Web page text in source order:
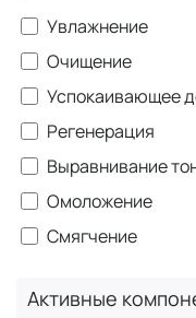
MYTHOLOGIC -
решения особых
RENEW FORMULA
антиоксидантами
PHYTOMIDE -
биоминералами и
KUKUI - линия c
и макадамия
Увлажнение
Очищение
Успокаивающее
Регенерация
Выравнивание
Омоложение
Смягчение
Активные